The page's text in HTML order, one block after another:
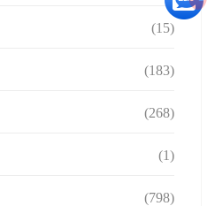
(15)
(183)
(268)
(1)
(798)